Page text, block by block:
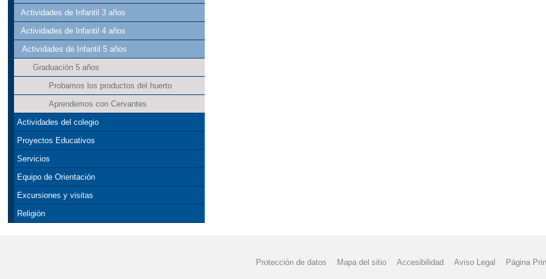
Actividades de Infantil 3 años
Actividades de Infantil 4 años
Actividades de Infantil 5 años
Graduación 5 años
Probamos los productos del huerto
Aprendemos con Cervantes
Actividades del colegio
Proyectos Educativos
Servicios
Equipo de Orientación
Excursiones y visitas
Religión
Protección de datos Mapa del sitio Accesibilidad Aviso Legal Página